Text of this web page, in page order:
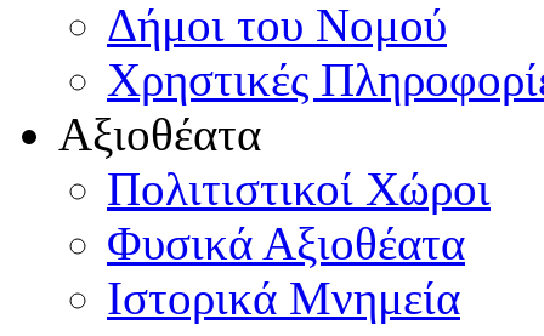
Δήμοι του Νομού
Χρηστικές
Αξιοθέατα
Πολιτιστικοί Χώροι
Φυσικά Αξιοθέατα
Ιστορικά Μνημεία